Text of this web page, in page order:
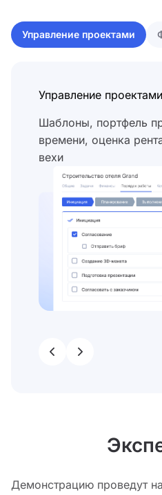
Управление проектами
Управление проектами
Шаблоны, портфель
времени, оценка
вехи
Демонстрацию проведут